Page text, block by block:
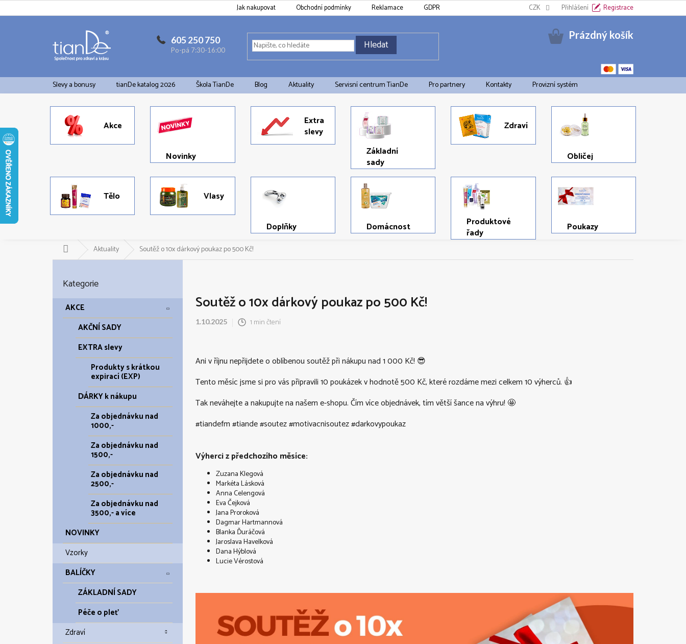
Přejít
na
Jak nakupovat Obchodní podmínky Reklamace GDPR Informační oznámení k EET Cookies Doprava a platba
CZK Přihlášení Registrace
605 250 750
Po-pá 7:30-16:00 Hledat
Nákupní
Prázdný košík
Slevy a bonusy tianDe katalog 2026 Škola TianDe Blog Aktuality Servisní centrum TianDe Pro partnery Kontakty Provizní systém
Akce
Novinky
Extra
slevy
Základní
sady
Zdraví
Obličej
Tělo Vlasy
Doplňky Domácnost
Produktové
řady
Poukazy
Aktuality Soutěž o 10x dárkový poukaz po 500 Kč!
kategorie
Kategorie
AKCE
AKČNÍ SADY
EXTRA slevy
Produkty s krátkou
expirací (EXP)
DÁRKY k nákupu
Za objednávku nad
1000,-
Za objednávku nad
1500,-
Za objednávku nad
2500,-
Za objednávku nad
3500,- a více
NOVINKY
Vzorky
BALÍČKY
ZÁKLADNÍ SADY
Péče o pleť
Zdraví
Soutěž o 10x dárkový poukaz po 500 Kč!
1.10.2025 1 min čtení
Ani v říjnu nepřijdete o oblíbenou soutěž při nákupu nad 1 000 Kč! 😎
Tento měsíc jsme si pro vás připravili 10 poukázek v hodnotě 500 Kč, které rozdáme mezi celkem 10 výherců. 👍
Tak neváhejte a nakupujte na našem e-shopu. Čím více objednávek, tím větší šance na výhru! 🤩
#tiandefm #tiande #soutez #motivacnisoutez #darkovypoukaz
Výherci z předchozího měsíce:
Zuzana Klegová
Markéta Lásková
Anna Celengová
Eva Čejková
Jana Proroková
Dagmar Hartmannová
Blanka Ďuráčová
Jaroslava Havelková
Dana Hýblová
Lucie Vérostová